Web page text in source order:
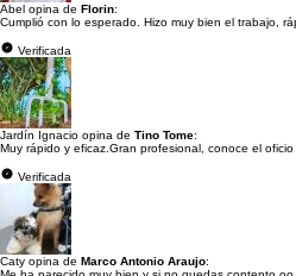
Abel opina de Florin:
Cumplió con lo esperado. Hizo muy bien el trabajo,
Verificada
Jardín Ignacio opina de Tino Tome:
Muy rápido y eficaz.Gran profesional, conoce el
Verificada
Caty opina de Marco Antonio Araujo: